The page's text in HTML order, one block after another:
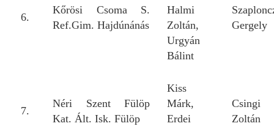
6.
Kőrösi Csoma S.
Ref.Gim. Hajdúnánás
Halmi
Zoltán,
Urgyán
Bálint
Gergely
7.
Néri Szent Fülöp
Kat. Ált. Isk. Fülöp
Kiss
Márk,
Erdei
Csingi
Zoltán